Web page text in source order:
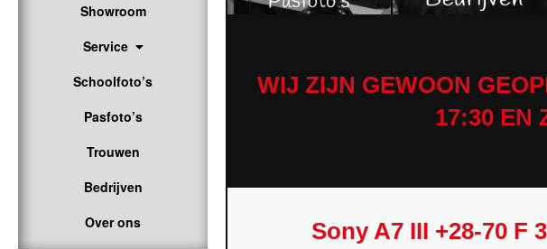
Showroom
Service
Schoolfoto’s
Pasfoto’s
Trouwen
Bedrijven
Over ons
WIJ ZIJN GEWOON
17:30 EN
Sony A7 III +28-70 F